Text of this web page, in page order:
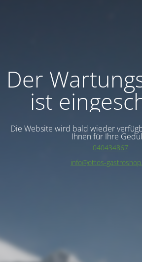
Der
ist
Die Website wird bald wieder
Ihnen für Ihre
040434867
info@ottos-